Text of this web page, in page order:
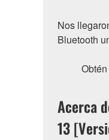
Nos
Bluetooth
Acerca
13